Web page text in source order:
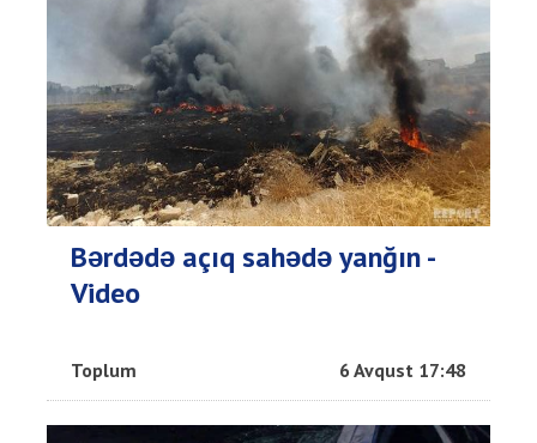
Bərdədə açıq sahədə yanğın -
Video
Toplum 6 Avqust 17:48